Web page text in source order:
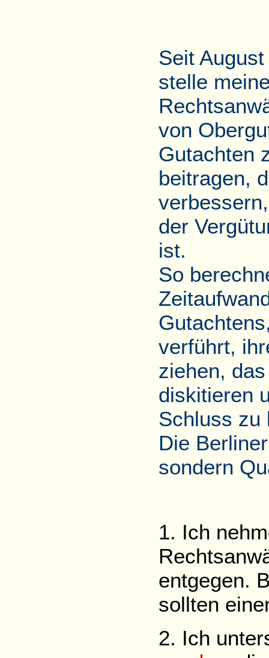
Seit
stelle
von
Gutachten
beitragen,
der
ist.
So
verführt,
ziehen,
diskitieren
Schluss zu
Die
sondern
1. Ich
entgegen.
sollten
2. Ich